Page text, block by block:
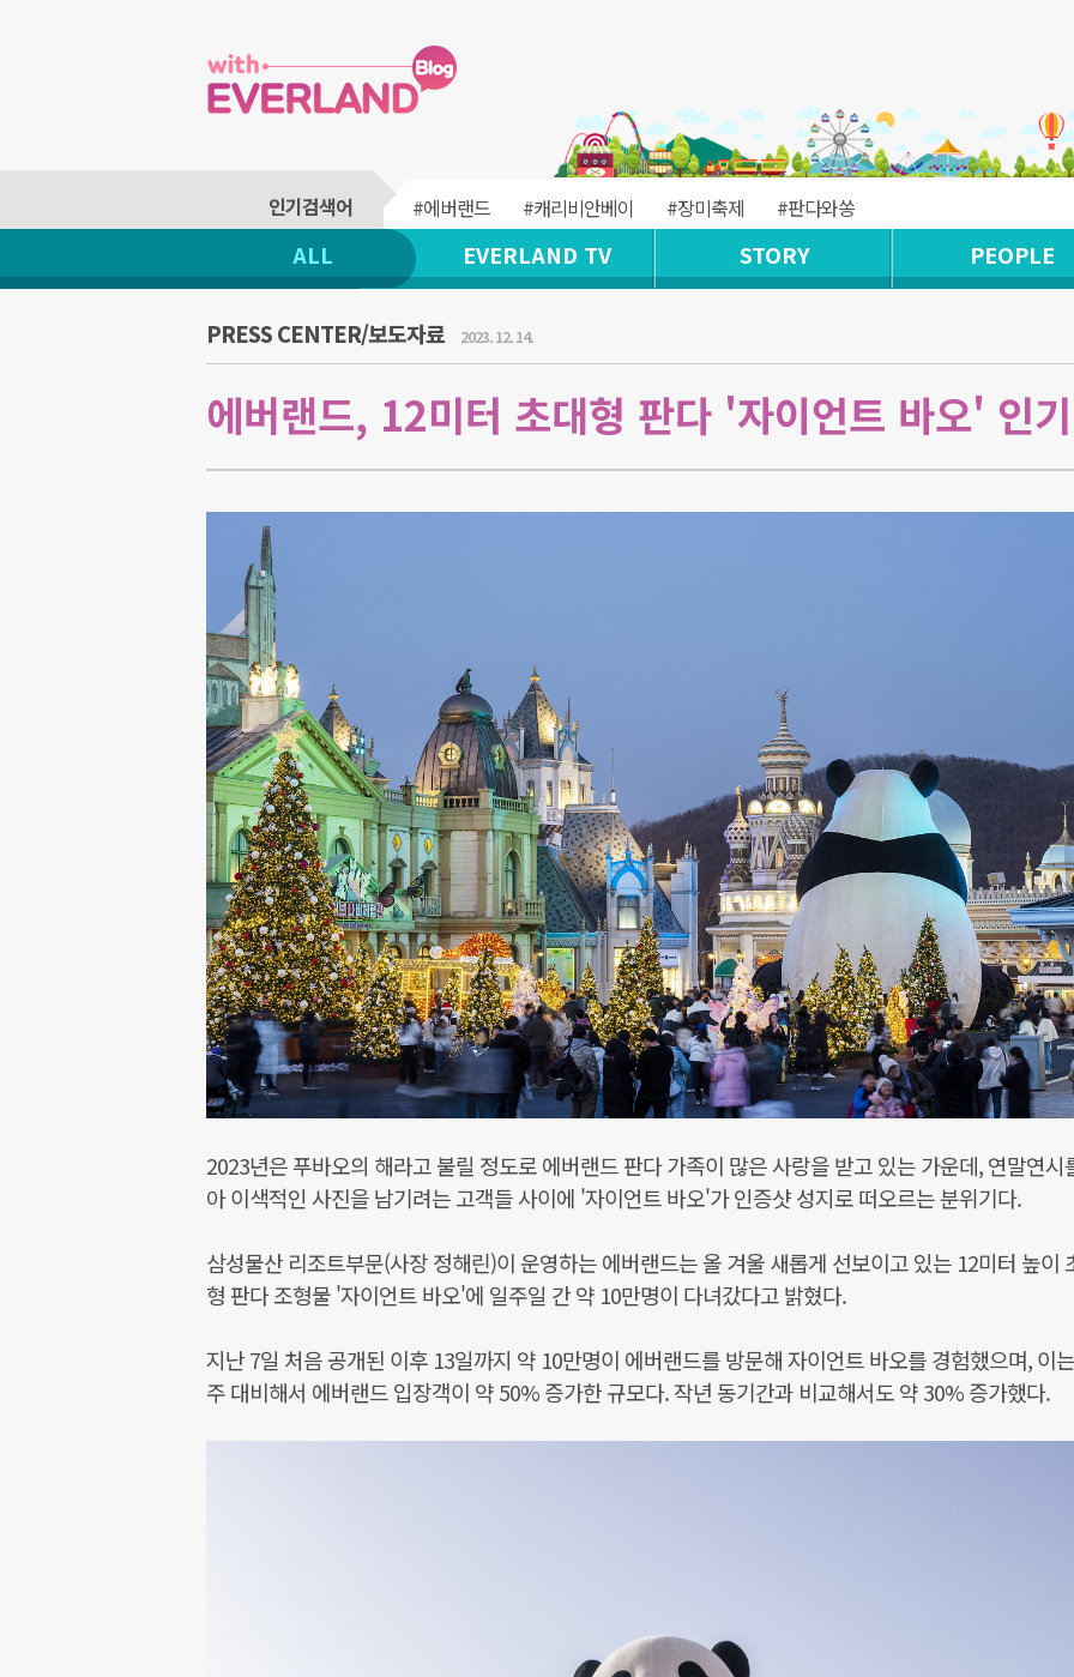
#에버랜드 #캐리비안베이 #장미축제 #판다와쏭
ALL EVERLAND TV STORY PEOPLE
PRESS CENTER/보도자료 2023. 12. 14.
에버랜드, 12미터 초대형 판다 '자이언트 바오' 인기
2023년은 푸바오의 해라고 불릴 정도로 에버랜드 판다 가족이 많은 사랑을 받고 있는 가운데, 연말연시
아 이색적인 사진을 남기려는 고객들 사이에 '자이언트 바오'가 인증샷 성지로 떠오르는 분위기다.
삼성물산 리조트부문(사장 정해린)이 운영하는 에버랜드는 올 겨울 새롭게 선보이고 있는 12미터 높이
형 판다 조형물 '자이언트 바오'에 일주일 간 약 10만명이 다녀갔다고 밝혔다.
지난 7일 처음 공개된 이후 13일까지 약 10만명이 에버랜드를 방문해 자이언트 바오를 경험했으며, 이
주 대비해서 에버랜드 입장객이 약 50% 증가한 규모다. 작년 동기간과 비교해서도 약 30% 증가했다.